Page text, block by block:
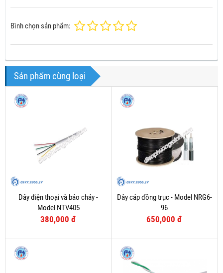
Bình chọn sản phẩm:
Sản phẩm cùng loại
Dây điện thoại và báo cháy -
Model NTV405
380,000 đ
Dây cáp đồng trục - Model NRG6-
96
650,000 đ